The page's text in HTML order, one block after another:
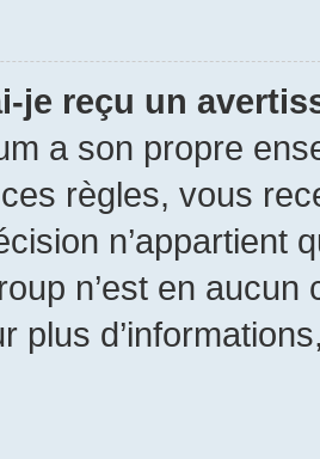
je reçu un
a son propre
règles, vous
n’appartient
n’est en
plus